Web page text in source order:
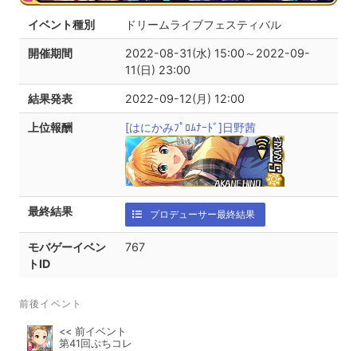
イベント種別 ドリームライブフェスティバル
開催期間
2022-08-31(水) 15:00～2022-09-
11(日) 23:00
結果発表 2022-09-12(月) 12:00
上位報酬 [はにかみﾌﾟﾛﾑﾅｰﾄﾞ]日野茜
最終結果 プロデューサー最終結果
モバゲーイベン
トID
767
前後イベント
<< 前イベント
第41回ぷちコレ